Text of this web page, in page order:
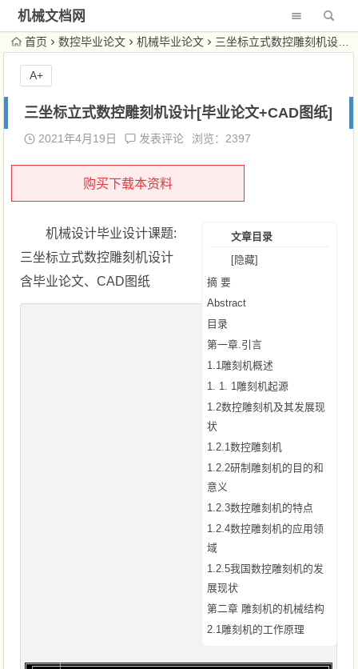
机械文档网
首页 数控毕业论文 机械毕业论文 三坐标立式数控雕刻机设计[毕业论文+CAD图纸]
三坐标立式数控雕刻机设计[毕业论文+CAD图纸]
2021年4月19日 发表评论 浏览：2397
购买下载本资料
文章目录
[隐藏]
摘 要
Abstract
目录
第一章.引言
1.1雕刻机概述
1. 1. 1雕刻机起源
1.2数控雕刻机及其发展现
状
1.2.1数控雕刻机
1.2.2研制雕刻机的目的和
意义
1.2.3数控雕刻机的特点
1.2.4数控雕刻机的应用领
域
1.2.5我国数控雕刻机的发
展现状
第二章 雕刻机的机械结构
2.1雕刻机的工作原理
机械设计毕业设计课题:
三坐标立式数控雕刻机设计
含毕业论文、CAD图纸
A+